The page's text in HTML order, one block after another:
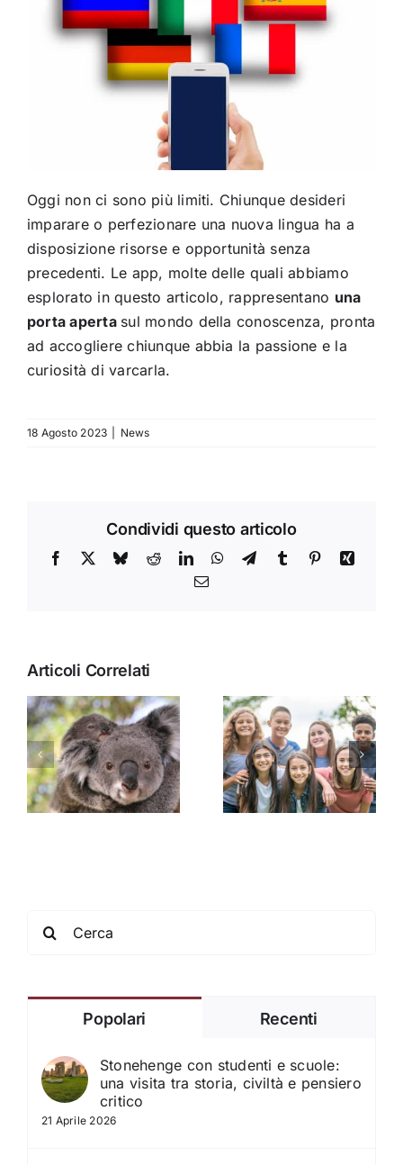
Oggi non ci sono più limiti. Chiunque desideri
imparare o perfezionare una nuova lingua ha a
disposizione risorse e opportunità senza
precedenti. Le app, molte delle quali abbiamo
esplorato in questo articolo, rappresentano una
porta aperta sul mondo della conoscenza, pronta
ad accogliere chiunque abbia la passione e la
curiosità di varcarla.
18 Agosto 2023 News
Condividi questo articolo
Facebook BlueskyRedditLinkedInWhatsApp
TelegramTumblr PinterestXing
Email
Articoli Correlati
Competenze
del docente
moderno nei
progetti
internazionali
Come
comunicare
alle famiglie il
valore
educativo del
soggiorno
Popolari Recenti
Stonehenge con studenti e scuole:
una visita tra storia, civiltà e pensiero
critico
21 Aprile 2026